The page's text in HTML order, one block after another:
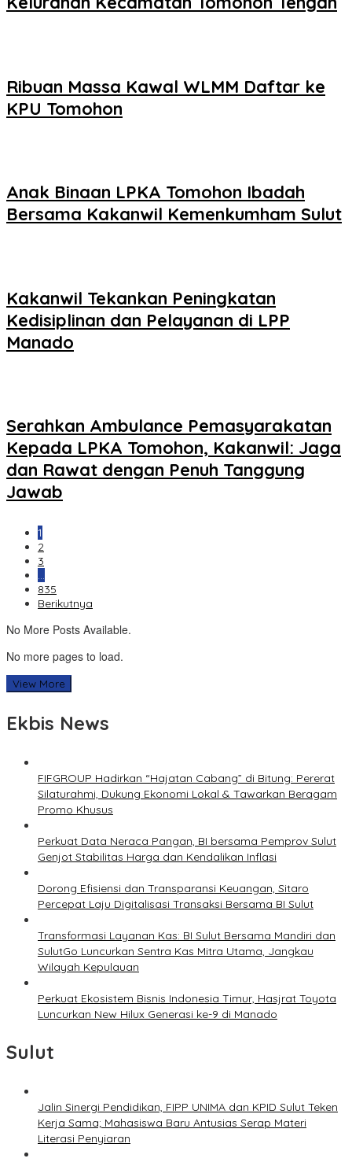
Ribuan Massa Kawal WLMM Daftar ke
KPU Tomohon
Anak Binaan LPKA Tomohon Ibadah
Bersama Kakanwil Kemenkumham Sulut
Kakanwil Tekankan Peningkatan
Kedisiplinan dan Pelayanan di LPP
Manado
Serahkan Ambulance Pemasyarakatan
Kepada LPKA Tomohon, Kakanwil: Jaga
dan Rawat dengan Penuh Tanggung
Jawab
1
2
3
…
835
Berikutnya
No More Posts Available.
No more pages to load.
View More
Ekbis News
FIFGROUP Hadirkan “Hajatan Cabang” di Bitung: Pererat
Silaturahmi, Dukung Ekonomi Lokal & Tawarkan Beragam
Promo Khusus
Perkuat Data Neraca Pangan, BI bersama Pemprov Sulut
Genjot Stabilitas Harga dan Kendalikan Inflasi
Dorong Efisiensi dan Transparansi Keuangan, Sitaro
Percepat Laju Digitalisasi Transaksi Bersama BI Sulut
Transformasi Layanan Kas: BI Sulut Bersama Mandiri dan
SulutGo Luncurkan Sentra Kas Mitra Utama, Jangkau
Wilayah Kepulauan
Perkuat Ekosistem Bisnis Indonesia Timur, Hasjrat Toyota
Luncurkan New Hilux Generasi ke-9 di Manado
Sulut
Jalin Sinergi Pendidikan, FIPP UNIMA dan KPID Sulut Teken
Kerja Sama; Mahasiswa Baru Antusias Serap Materi
Literasi Penyiaran